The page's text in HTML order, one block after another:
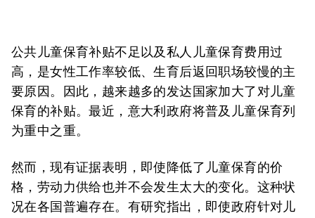
公共儿童保育补贴不足以及私人儿童保育费用过
高，是女性工作率较低、生育后返回职场较慢的主
要原因。因此，越来越多的发达国家加大了对儿童
保育的补贴。最近，意大利政府将普及儿童保育列
为重中之重。
然而，现有证据表明，即使降低了儿童保育的价
格，劳动力供给也并不会发生太大的变化。这种状
况在各国普遍存在。有研究指出，即使政府针对儿